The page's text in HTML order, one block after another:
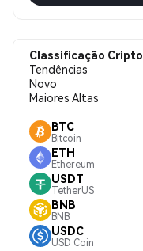
Classificação Cripto
Tendências
Novo
Maiores Altas
BTC
Bitcoin
ETH
Ethereum
USDT
TetherUS
BNB
BNB
USDC
USD Coin